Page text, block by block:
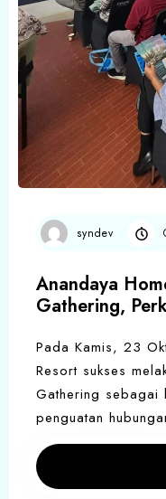
syndev
Anandaya
Gathering,
Pada Kamis, 23
Resort sukses
Gathering sebagai
penguatan